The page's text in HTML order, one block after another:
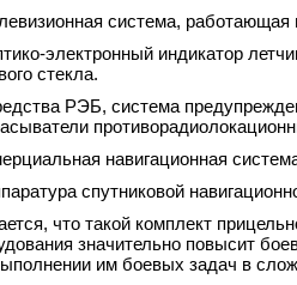
система, работающая
электронный индикатор
стекла.
РЭБ, система
навигационная
спутниковой
что такой комплект
значительно повысит
им боевых задач в